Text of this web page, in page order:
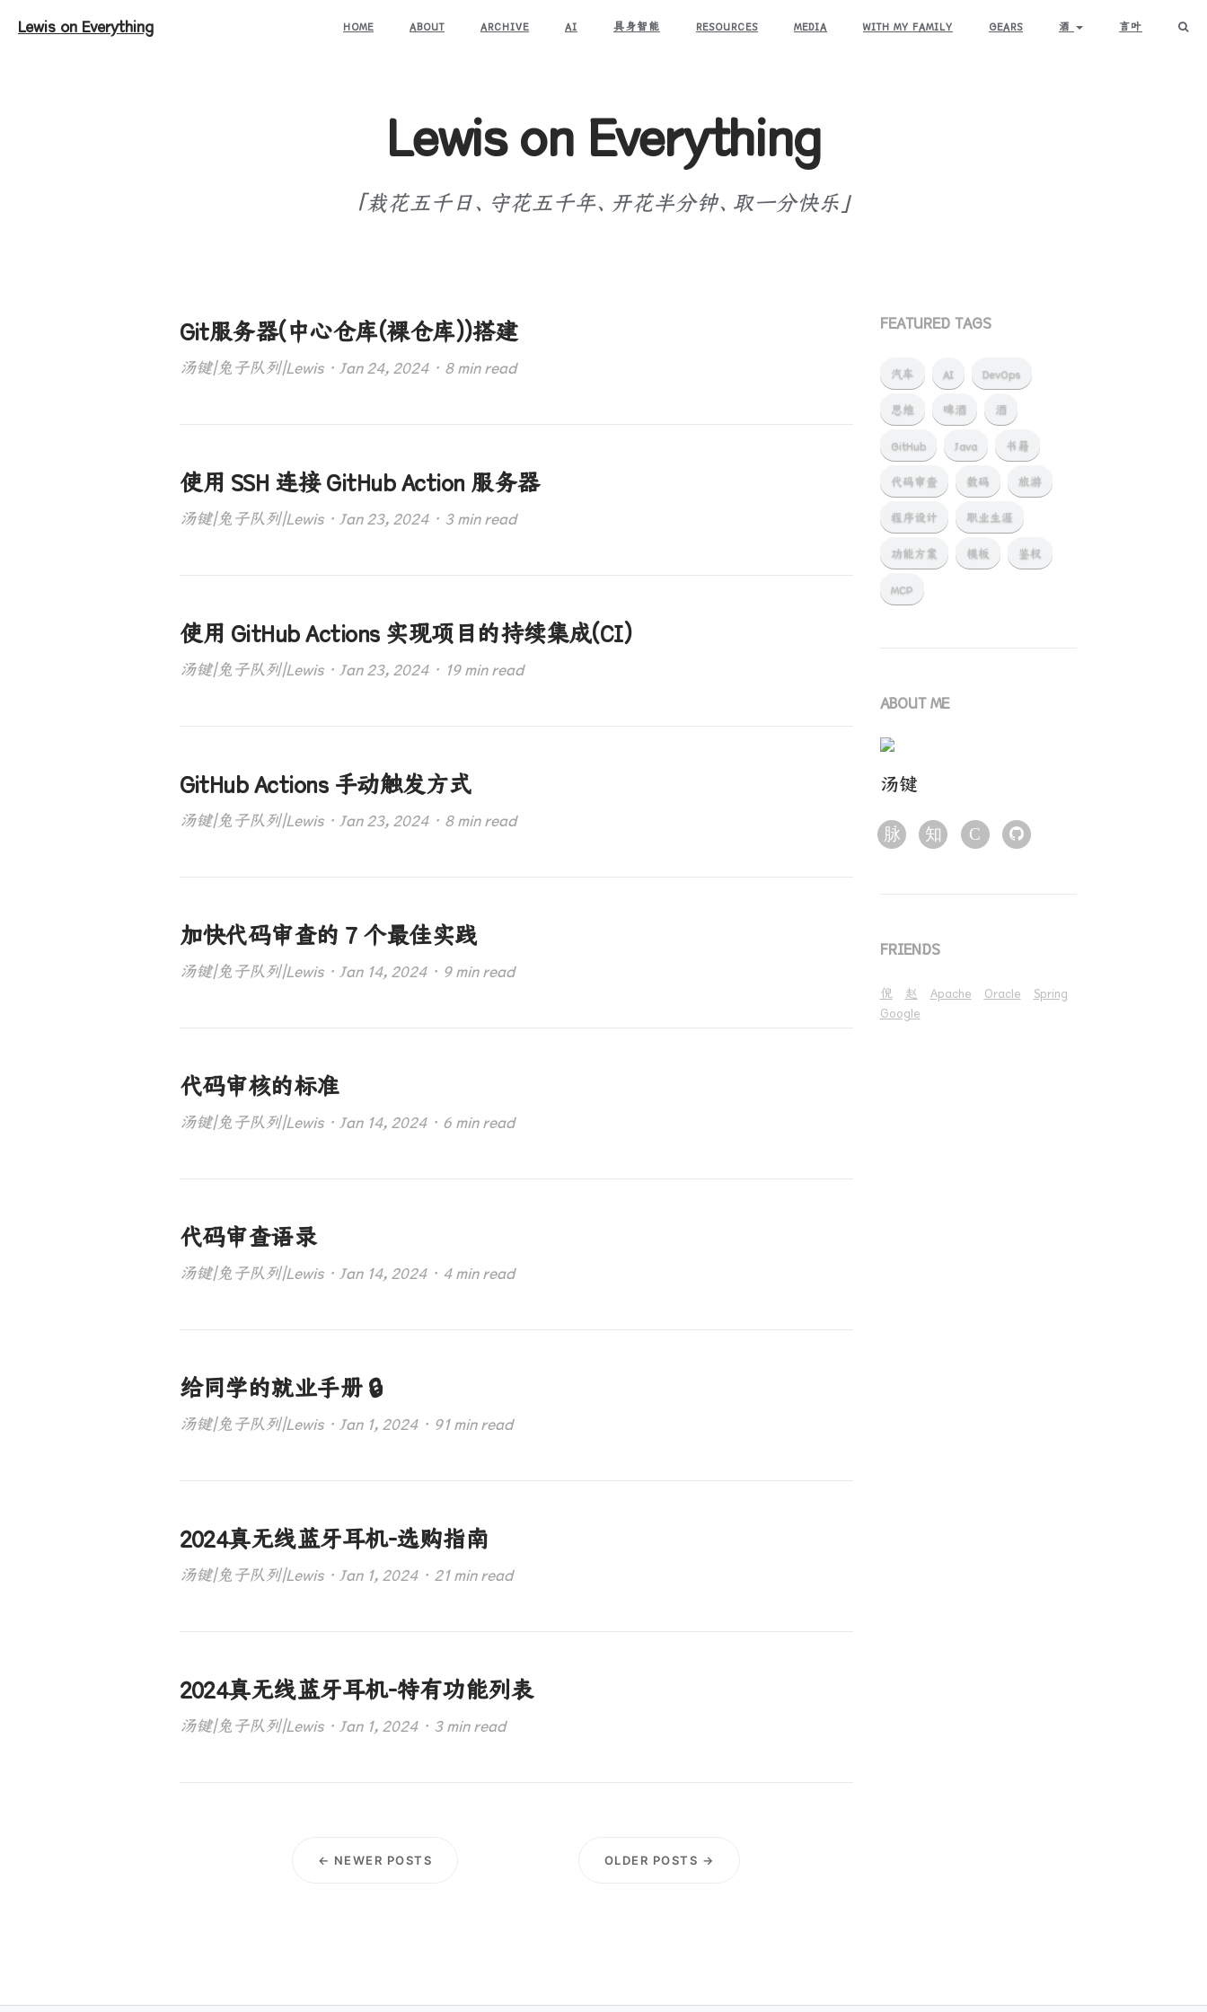
Lewis on Everything HOME ABOUT ARCHIVE AI 具身智能 RESOURCES MEDIA WITH MY FAMILY GEARS 酒 言叶
Lewis on Everything
「栽花五千日、守花五千年、开花半分钟、取一分快乐」
Git服务器(中心仓库(裸仓库))搭建
汤键|兔子队列|Lewis · Jan 24, 2024 · 8 min read
使用 SSH 连接 GitHub Action 服务器
汤键|兔子队列|Lewis · Jan 23, 2024 · 3 min read
使用 GitHub Actions 实现项目的持续集成(CI)
汤键|兔子队列|Lewis · Jan 23, 2024 · 19 min read
GitHub Actions 手动触发方式
汤键|兔子队列|Lewis · Jan 23, 2024 · 8 min read
加快代码审查的 7 个最佳实践
汤键|兔子队列|Lewis · Jan 14, 2024 · 9 min read
代码审核的标准
汤键|兔子队列|Lewis · Jan 14, 2024 · 6 min read
代码审查语录
汤键|兔子队列|Lewis · Jan 14, 2024 · 4 min read
给同学的就业手册 🔒
汤键|兔子队列|Lewis · Jan 1, 2024 · 91 min read
2024真无线蓝牙耳机-选购指南
汤键|兔子队列|Lewis · Jan 1, 2024 · 21 min read
2024真无线蓝牙耳机-特有功能列表
汤键|兔子队列|Lewis · Jan 1, 2024 · 3 min read
← NEWER POSTS OLDER POSTS →
FEATURED TAGS
汽车 AI DevOps
思维 啤酒 酒
GitHub Java 书籍
代码审查 数码 旅游
程序设计 职业生涯
功能方案 模板 鉴权
MCP
ABOUT ME
汤键
脉 知 C
FRIENDS
倪 赵 Apache Oracle
Spring
Google